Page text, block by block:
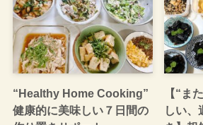
“Healthy Home Cooking”
健康的に美味しい７日間の
【“ま
しい、